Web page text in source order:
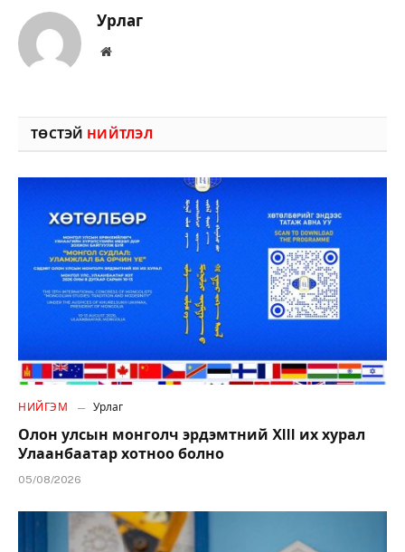
Урлаг
Вэбсайт
ТӨСТЭЙ НИЙТЛЭЛ
НИЙГЭМ Урлаг
Олон улсын монголч эрдэмтний XIII их хурал
Улаанбаатар хотноо болно
05/08/2026